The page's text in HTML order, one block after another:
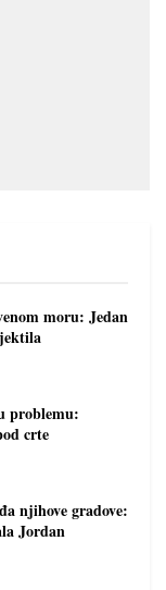
moru: Jedan
problemu:
crte
njihove gradove:
Jordan